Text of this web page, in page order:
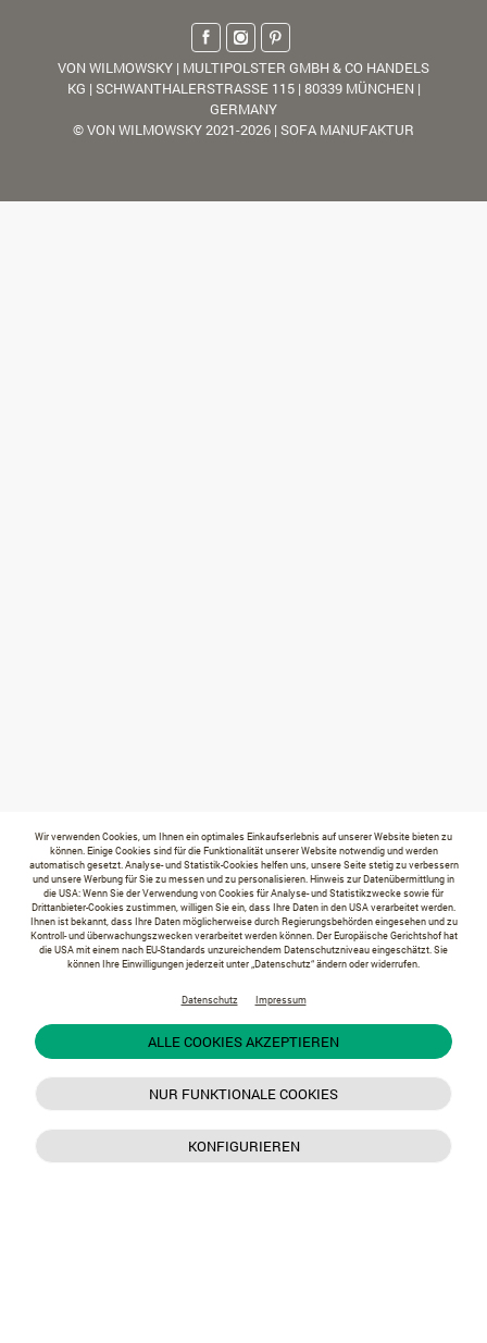
VON WILMOWSKY | MULTIPOLSTER GMBH & CO HANDELS
KG | SCHWANTHALERSTRASSE 115 | 80339 MÜNCHEN |
GERMANY
© VON WILMOWSKY 2021-2026 | SOFA MANUFAKTUR
Wir verwenden Cookies, um Ihnen ein optimales Einkaufserlebnis auf unserer Website bieten zu
können. Einige Cookies sind für die Funktionalität unserer Website notwendig und werden
automatisch gesetzt. Analyse- und Statistik-Cookies helfen uns, unsere Seite stetig zu verbessern
und unsere Werbung für Sie zu messen und zu personalisieren. Hinweis zur Datenübermittlung in
die USA: Wenn Sie der Verwendung von Cookies für Analyse- und Statistikzwecke sowie für
Drittanbieter-Cookies zustimmen, willigen Sie ein, dass Ihre Daten in den USA verarbeitet werden.
Ihnen ist bekannt, dass Ihre Daten möglicherweise durch Regierungsbehörden eingesehen und zu
Kontroll- und überwachungszwecken verarbeitet werden können. Der Europäische Gerichtshof hat
die USA mit einem nach EU-Standards unzureichendem Datenschutzniveau eingeschätzt. Sie
können Ihre Einwilligungen jederzeit unter „Datenschutz“ ändern oder widerrufen.
Datenschutz Impressum
ALLE COOKIES AKZEPTIEREN
NUR FUNKTIONALE COOKIES
KONFIGURIEREN